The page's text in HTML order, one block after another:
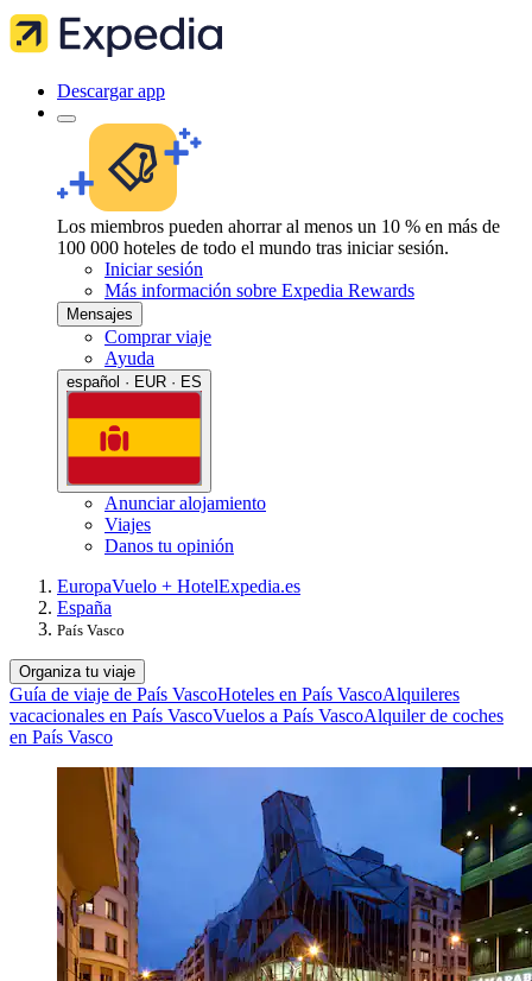
Descargar app
Los miembros pueden ahorrar al menos un 10 % en más de
100 000 hoteles de todo el mundo tras iniciar sesión.
Iniciar sesión
Más información sobre Expedia Rewards
Mensajes
Comprar viaje
Ayuda
español · EUR · ES
Anunciar alojamiento
Viajes
Danos tu opinión
EuropaVuelo + HotelExpedia.es
España
País Vasco
Organiza tu viaje
Guía de viaje de País VascoHoteles en País VascoAlquileres
vacacionales en País VascoVuelos a País VascoAlquiler de coches
en País Vasco